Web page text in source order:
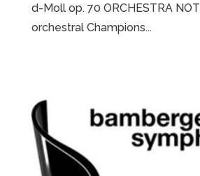
d-Moll op. 70 ORCHESTRA
orchestral Champions...